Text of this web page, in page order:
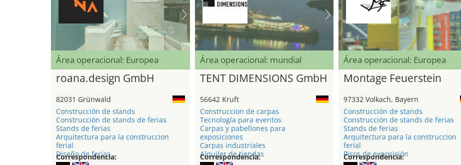
Área operacional: Europea
roana.design GmbH
82031 Grünwald
Construcción de stands
Construcción de stands de ferias
Stands de ferias
Arquitectura para la construccion
ferial
Diseño de ferias
Correspondencia:
Área operacional: mundial
TENT DIMENSIONS GmbH
56642 Kruft
Construccion de carpas
Tecnología para eventos
Carpas y pabellones para
exposiciones
Carpas industriales
Alquiler de tiendas
Correspondencia:
Área operacional: Europea
Montage Feuerstein
97332 Volkach, Bayern
Construcción de stands
Construcción de stands de ferias
Stands de ferias
Arquitectura para la construccion
ferial
Pisos de exposición
Correspondencia: